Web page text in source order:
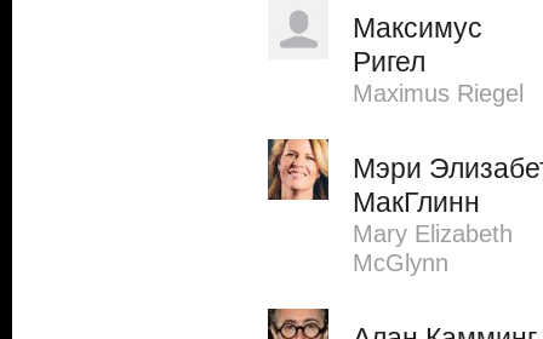
Максимус
Ригел
Maximus Riegel
Мэри
МакГлинн
Mary Elizabeth
McGlynn